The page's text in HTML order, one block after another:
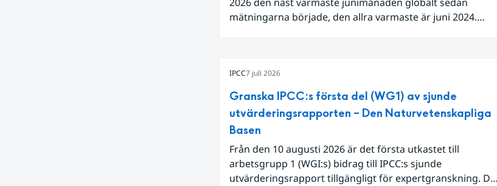
mätningarna började, den allra varmaste är juni 2024.
hetta i slutet av månaden. Världshavens
ytvattentemperaturer var den högsta som uppmätts för
en juni månad, vilket ligger i fas med en framväxande El
Niño i Stilla havet.
IPCC7 juli 2026
Granska IPCC:s första del (WG1) av sjunde
utvärderingsrapporten – Den Naturvetenskapliga
Basen
Från den 10 augusti 2026 är det första utkastet till
arbetsgrupp 1 (WGI:s) bidrag till IPCC:s sjunde
utvärderingsrapport tillgängligt för expertgranskning. Du